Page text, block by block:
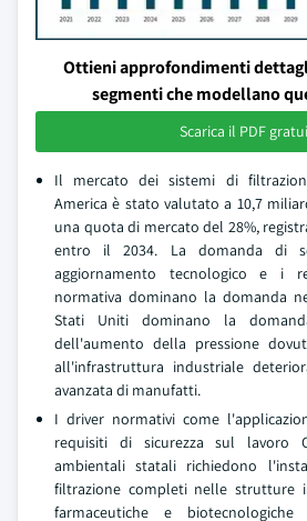
Ottieni approfondimenti
segmenti che modellano
Scarica il PDF
Il mercato dei sistemi di
America è stato valutato a 10,7
una quota di mercato del 28%,
entro il 2034. La domanda di
aggiornamento tecnologico e i
normativa dominano la domanda
Stati Uniti dominano la
dell'aumento della pressione
all'infrastruttura industriale
avanzata di manufatti.
I driver normativi come
requisiti di sicurezza sul lavoro
ambientali statali richiedono
filtrazione completi nelle strutture
farmaceutiche e